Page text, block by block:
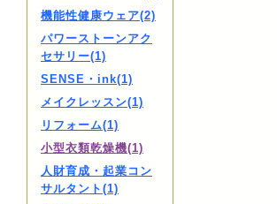
機能性健康ウェア(2)
パワーストーンアク
セサリー(1)
SENSE・ink(1)
メイクレッスン(1)
リフォーム(1)
小型衣類乾燥機(1)
人財育成・起業コン
サルタント(1)